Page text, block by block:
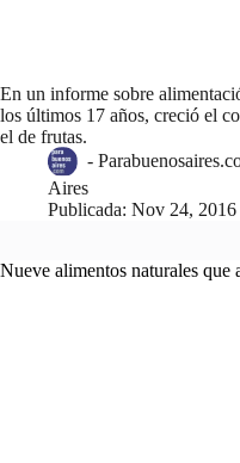
En un informe sobre
los últimos 17 años, creció el
el de frutas.
-
Aires
Publicada: Nov 24, 2016
Nueve alimentos naturales que